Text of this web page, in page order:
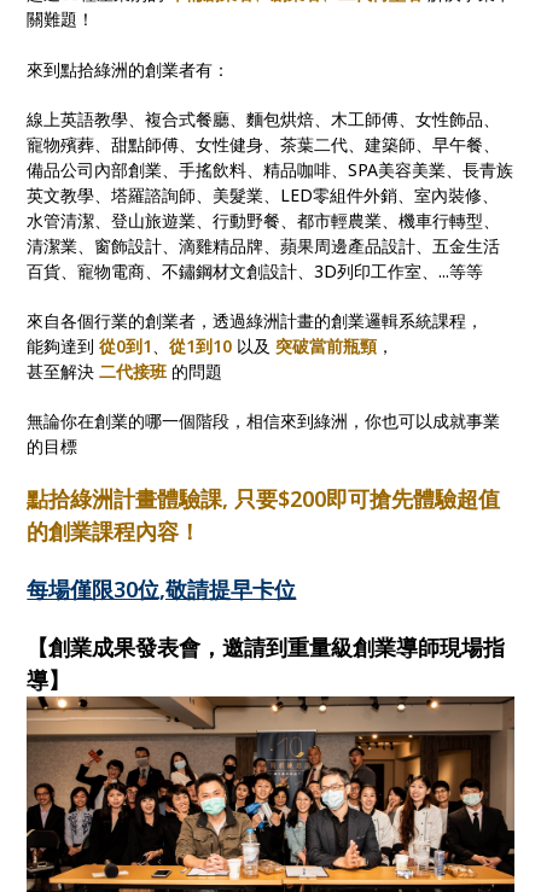
關難題！
來到點拾綠洲的創業者有：
線上英語教學、複合式餐廳、麵包烘焙、木工師傅、女性飾品、
寵物殯葬、甜點師傅、女性健身、茶葉二代、建築師、早午餐、
備品公司內部創業、手搖飲料、精品咖啡、SPA美容美業、長青族
英文教學、塔羅諮詢師、美髮業、LED零組件外銷、室內裝修、
水管清潔、登山旅遊業、行動野餐、都市輕農業、機車行轉型、
清潔業、窗飾設計、滴雞精品牌、蘋果周邊產品設計、五金生活
百貨、寵物電商、不鏽鋼材文創設計、3D列印工作室、...等等
來自各個行業的創業者，透過綠洲計畫的創業邏輯系統課程，
能夠達到從0到1 、從1到10 以及 突破當前瓶頸 ，
甚至解決二代接班 的問題
無論你在創業的哪一個階段，相信來到綠洲，你也可以成就事業
的目標
點拾綠洲計畫體驗課, 只要$200即可搶先體驗超值
的創業課程內容！
每場僅限30位,敬請提早卡位
【創業成果發表會，邀請到重量級創業導師現場指
導】